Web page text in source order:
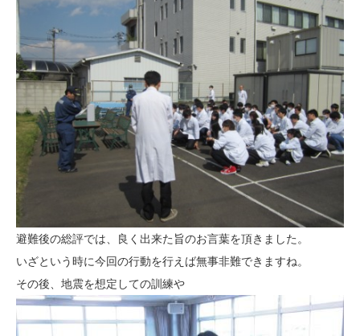
避難後の総評では、良く出来た旨のお言葉を頂きました。
いざという時に今回の行動を行えば無事非難できますね。
その後、地震を想定しての訓練や